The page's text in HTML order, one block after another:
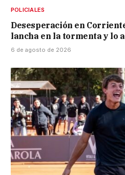
POLICIALES
Desesperación en
lancha en la tormenta y lo
6 de agosto de 2026